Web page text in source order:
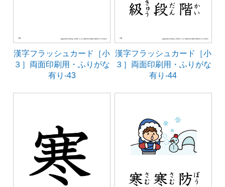
漢字フラッシュカード［小
３］両面印刷用・ふりがな
有り-43
漢字フラッシュカード［小
３］両面印刷用・ふりがな
有り-44